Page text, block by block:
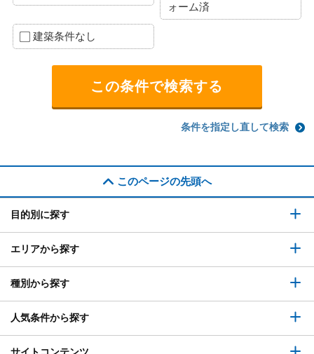
ォーム済
建築条件なし
条件を指定し直して検索
このページの先頭へ
目的別に探す
エリアから探す
種別から探す
人気条件から探す